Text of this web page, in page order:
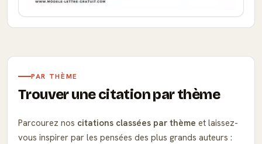
PAR THÈME
Trouver une citation par thème
Parcourez nos citations classées par thème et laissez-
vous inspirer par les pensées des plus grands auteurs :